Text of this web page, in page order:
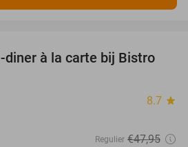
41%
diner à la carte bij Bistro
8.7 star
Regulier €47,95